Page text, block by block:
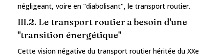
négligeant, voire en "diabolisant", le transport routier.
III.2. Le transport routier a besoin d'une
"transition énergétique"
Cette vision négative du transport routier héritée du XXe